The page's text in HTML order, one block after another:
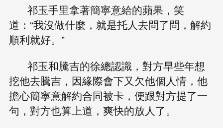
祁玉手里拿著簡寧意給的蘋果，笑
道：“我沒做什麼，就是托人去問了問，解約
順利就好。”
祁玉和騰吉的徐總認識，對方早些年想
挖他去騰吉，因緣際會下又欠他個人情，他
擔心簡寧意解約合同被卡，便跟對方提了一
句，對方也算上道，爽快的放人了。